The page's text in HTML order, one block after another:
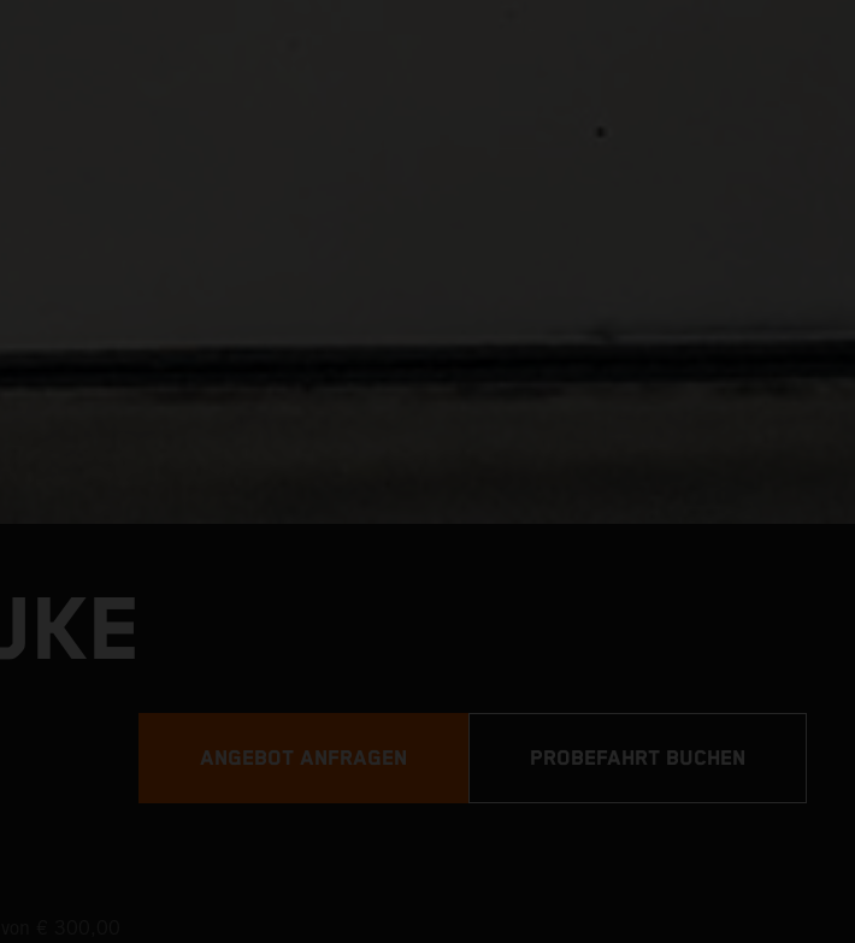
ANGEBOT ANFRAGEN PROBEFAHRT BUCHEN